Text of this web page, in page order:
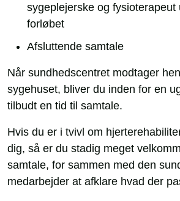
sygeplejerske og fysioterapeut
forløbet
Afsluttende samtale
Når sundhedscentret modtager
sygehuset, bliver du inden for en
tilbudt en tid til samtale.
Hvis du er i tvivl om
dig, så er du stadig meget
samtale, for sammen med den
medarbejder at afklare hvad der